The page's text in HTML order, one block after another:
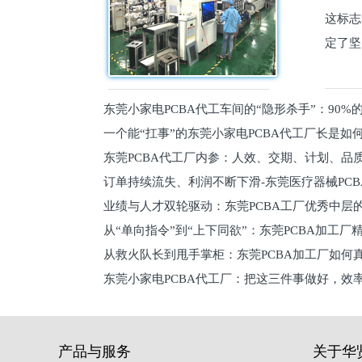
这标
定了
东莞小家电PCBA代工车间的“隐形杀手”：90%
员工一个能“扛事”的东莞小家电PCBA代工厂长是如
东莞PCBA代工厂内参：人效、交期、计划、
维锁客法则
订单持续流失、利润不断下滑-东莞医疗器械
理死穴必须堵住
业绩与人才双轮驱动：东莞PCBA工厂优秀中层
从“单向指令”到“上下同欲”：东莞PCBA加工厂
关键从救火队长到甩手掌柜：东莞PCBA加工厂如何
东莞小家电PCBA代工厂：把这三件事做好，效
产品与服务 关于华